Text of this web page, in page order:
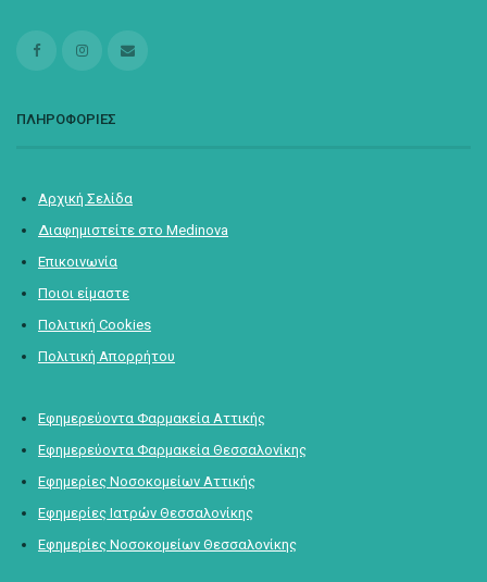
ΠΛΗΡΟΦΟΡΙΕΣ
Αρχική Σελίδα
Διαφημιστείτε στο Medinova
Επικοινωνία
Ποιοι είμαστε
Πολιτική Cookies
Πολιτική Απορρήτου
Εφημερεύοντα Φαρμακεία Αττικής
Εφημερεύοντα Φαρμακεία Θεσσαλονίκης
Εφημερίες Νοσοκομείων Αττικής
Εφημερίες Ιατρών Θεσσαλονίκης
Εφημερίες Νοσοκομείων Θεσσαλονίκης